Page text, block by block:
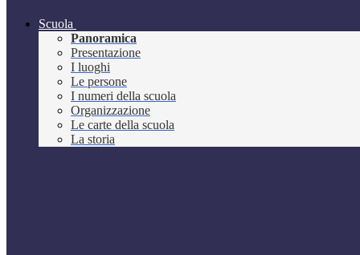
Scuola
Panoramica
Presentazione
I luoghi
Le persone
I numeri della scuola
Organizzazione
Le carte della scuola
La storia